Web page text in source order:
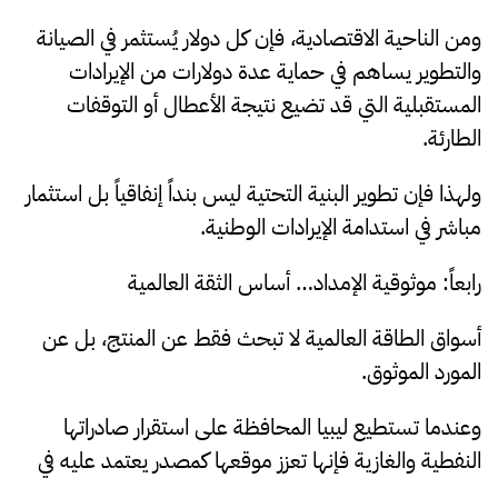
ومن الناحية الاقتصادية، فإن كل دولار يُستثمر في الصيانة
والتطوير يساهم في حماية عدة دولارات من الإيرادات
المستقبلية التي قد تضيع نتيجة الأعطال أو التوقفات
الطارئة.
ولهذا فإن تطوير البنية التحتية ليس بنداً إنفاقياً بل استثمار
مباشر في استدامة الإيرادات الوطنية.
رابعاً: موثوقية الإمداد… أساس الثقة العالمية
أسواق الطاقة العالمية لا تبحث فقط عن المنتج، بل عن
المورد الموثوق.
وعندما تستطيع ليبيا المحافظة على استقرار صادراتها
النفطية والغازية فإنها تعزز موقعها كمصدر يعتمد عليه في